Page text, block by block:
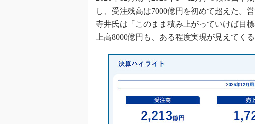
し、受注残高は7000億円を初めて超えた。
寺井氏は「このまま積み上がっていけば目
上高8000億円も、ある程度実現が見えてく